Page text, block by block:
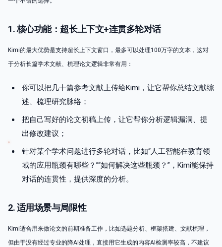
1. 核心功能：超长上下文+连贯多轮对话
Kimi的最大优势是支持超长上下文窗口，最多可以处理100万字的文本，这对
于分析长篇学术文献、梳理论文逻辑非常有用：
你可以把几十篇参考文献上传给Kimi，让它帮你总结文献综
述、梳理研究脉络；
把自己写好的论文初稿上传，让它帮你分析逻辑漏洞、提
出修改建议；
针对某个学术问题进行多轮对话，比如“人工智能在教育领
域的应用瓶颈有哪些？”“如何解决这些瓶颈？”，Kimi能保持
对话的连贯性，提供深度的分析。
2. 适用场景与局限性
Kimi适合用来做论文的前期准备工作，比如选题分析、框架搭建、文献梳理，
但由于没有经过专业的降AI处理，直接用它生成的内容AI检测率较高，不建议